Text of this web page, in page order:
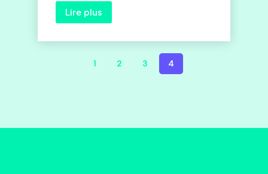
Lire plus
1 2 3 4